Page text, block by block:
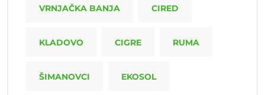
VRNJAČKA BANJA CIRED
KLADOVO CIGRE RUMA
ŠIMANOVCI EKOSOL